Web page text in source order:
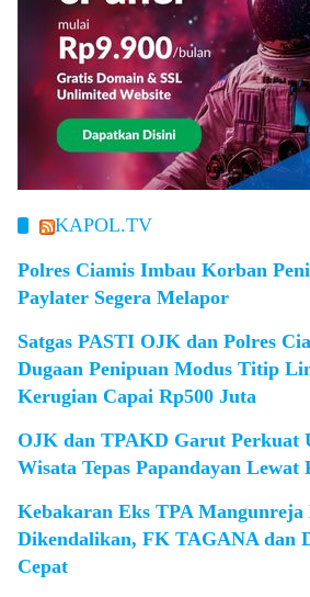
KAPOL.TV
Polres Ciamis Imbau Korban
Paylater Segera Melapor
Satgas PASTI OJK dan Polres
Dugaan Penipuan Modus Titip
Kerugian Capai Rp500 Juta
OJK dan TPAKD Garut Perkuat
Wisata Tepas Papandayan
Kebakaran Eks TPA Mangunreja
Dikendalikan, FK TAGANA dan
Cepat